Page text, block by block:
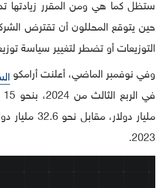
ستظل كما هي ومن المقرر زيادتها
حين يتوقع المحللون أن تقترض
التوزيعات أو تضطر لتغيير سياسة
وفي نوفمبر الماضي، أعلنت أرامكو
مليار دولار،
2023.